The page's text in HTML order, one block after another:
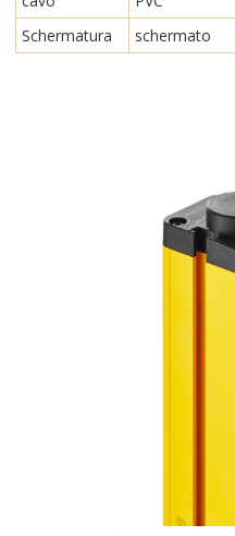
Schermatura
schermato